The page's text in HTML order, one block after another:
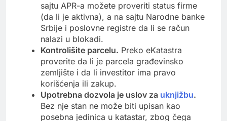
sajtu APR-a možete proveriti status firme
(da li je aktivna), a na sajtu Narodne banke
Srbije i poslovne registre da li se račun
nalazi u blokadi.
Kontrolišite parcelu. Preko eKatastra
proverite da li je parcela građevinsko
zemljište i da li investitor ima pravo
korišćenja ili zakup.
Upotrebna dozvola je uslov za uknjižbu.
Bez nje stan ne može biti upisan kao
posebna jedinica u katastar, zbog čega